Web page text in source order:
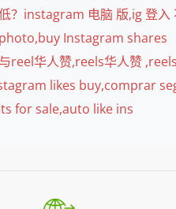
？instagram 电脑 版,ig 登
Instagram shares
reel华人赞,reels华人赞
likes buy,comprar
for sale,auto like ins